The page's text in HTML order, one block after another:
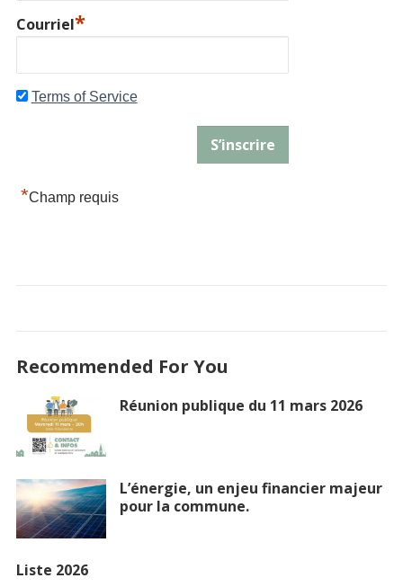
Courriel*
Terms of Service
*Champ requis
Recommended For You
Réunion publique du 11 mars 2026
L’énergie, un enjeu financier majeur
pour la commune.
Liste 2026